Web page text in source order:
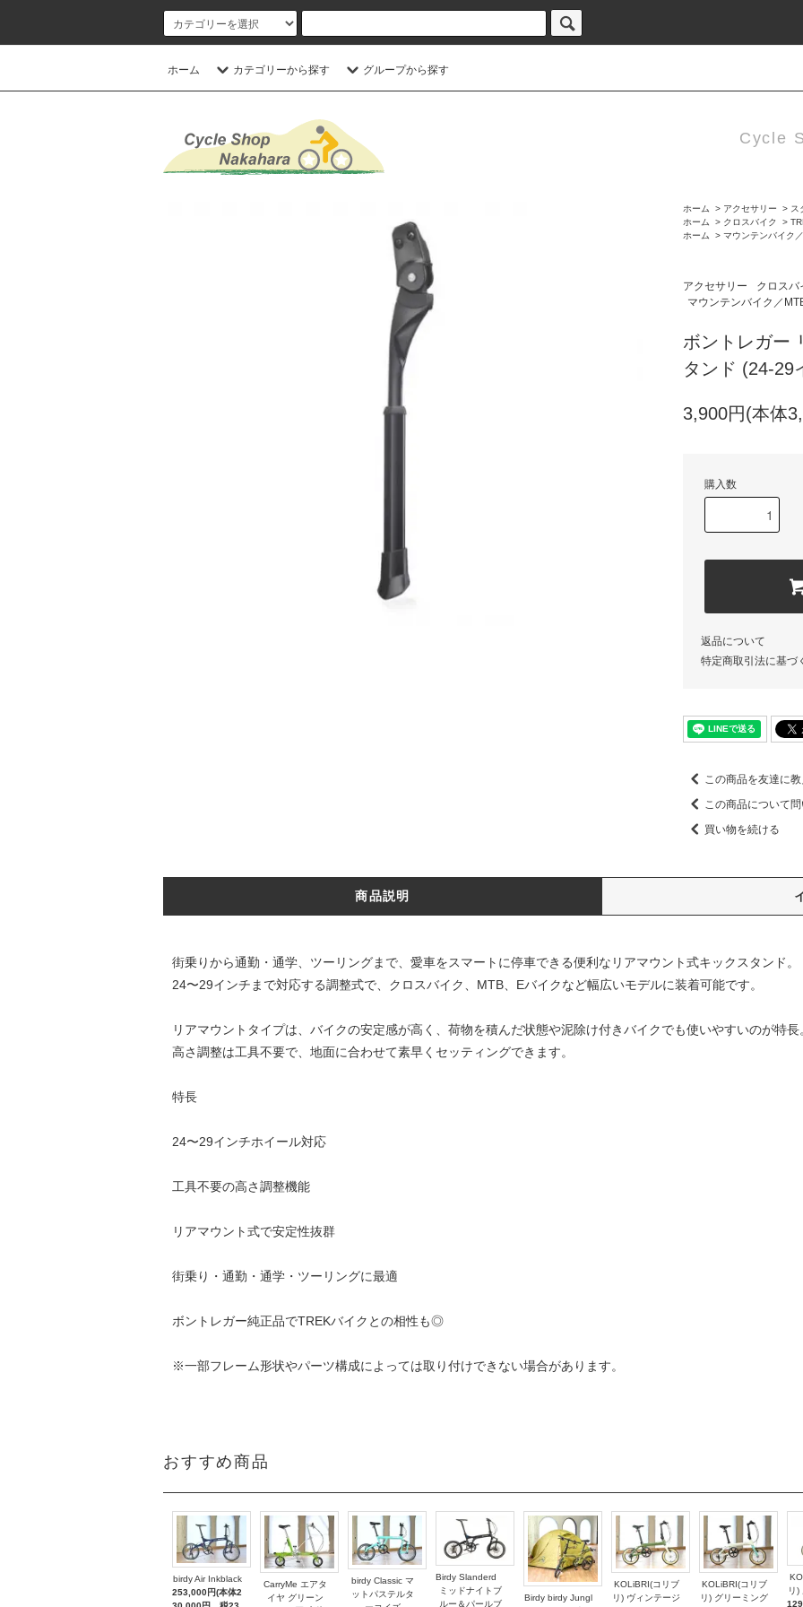
ホーム カテゴリーから探す グループから探す
Cycle
ホーム > アクセサリー > ス
ホーム
> クロスバイク >
ホーム
> マウンテンバイク
アクセサリー クロスバ
マウンテンバイク／
ボントレガー
タンド (24-29
3,900円(本体
購入数
返品について
特定商取引法に基づ
この商品を友達に教
この商品について
買い物を続ける
商品説明
街乗りから通勤・通学、ツーリングまで、愛車をスマートに停車できる便利なリアマウント式キックスタンド。
24〜29インチまで対応する調整式で、クロスバイク、MTB、Eバイクなど幅広いモデルに装着可能です。
リアマウントタイプは、バイクの安定感が高く、荷物を積んだ状態や泥除け付きバイクでも使いやすいのが特長
高さ調整は工具不要で、地面に合わせて素早くセッティングできます。
特長
24〜29インチホイール対応
工具不要の高さ調整機能
リアマウント式で安定性抜群
街乗り・通勤・通学・ツーリングに最適
ボントレガー純正品でTREKバイクとの相性も◎
※一部フレーム形状やパーツ構成によっては取り付けできない場合があります。
おすすめ商品
birdy Air Inkblack
253,000円(本体2
CarryMe エアタ
イヤ グリーン
birdy Classic マ
ットパステルタ
Birdy Slanderd
ミッドナイトブ
ルー＆パールブ
Birdy birdy Jungl
KOLiBRI(コリブ
リ) ヴィンテージ
KOLiBRI(コリブ
リ) グリーミング
リ)